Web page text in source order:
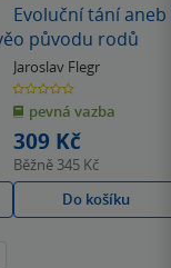
Evoluční tání aneb
o původu rodů
Jaroslav Flegr
0.0
z
5
hvězdiček
pevná vazba
309 Kč
Běžně 345 Kč
Do košíku